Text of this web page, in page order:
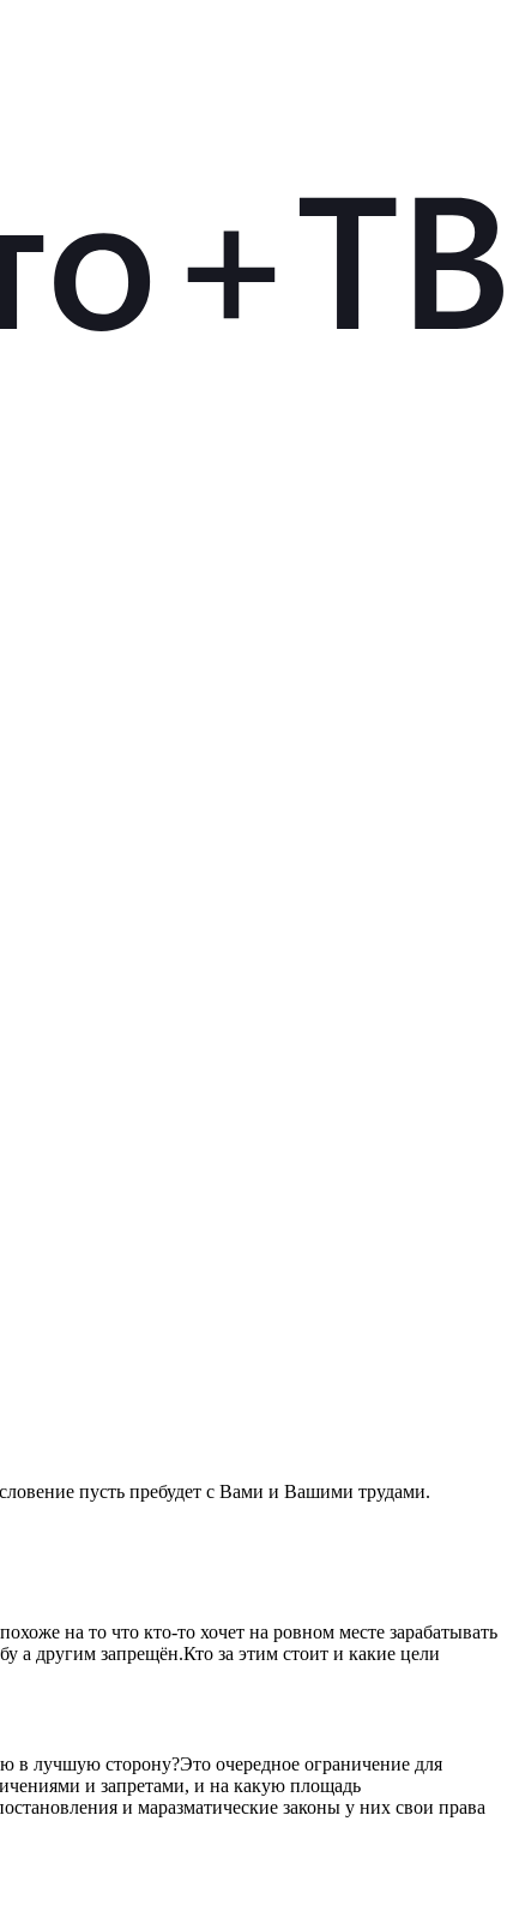
пусть пребудет с Вами и В​​​​ашими трудами.
на то что кто-то хочет на ровном месте зарабатывать
а другим запрещён.Кто за этим стоит и какие цели
в лучшую сторону?Это очередное ограничение для
и запретами, и на какую площадь
и маразматические законы у них свои права